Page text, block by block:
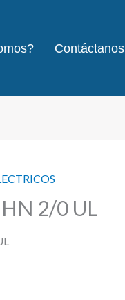
Contáctanos
2/0 UL